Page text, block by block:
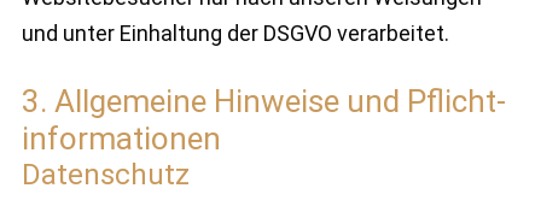
und unter Einhaltung der DSGVO verarbeitet.
3. Allgemeine Hinweise und Pflicht­
informationen
Datenschutz